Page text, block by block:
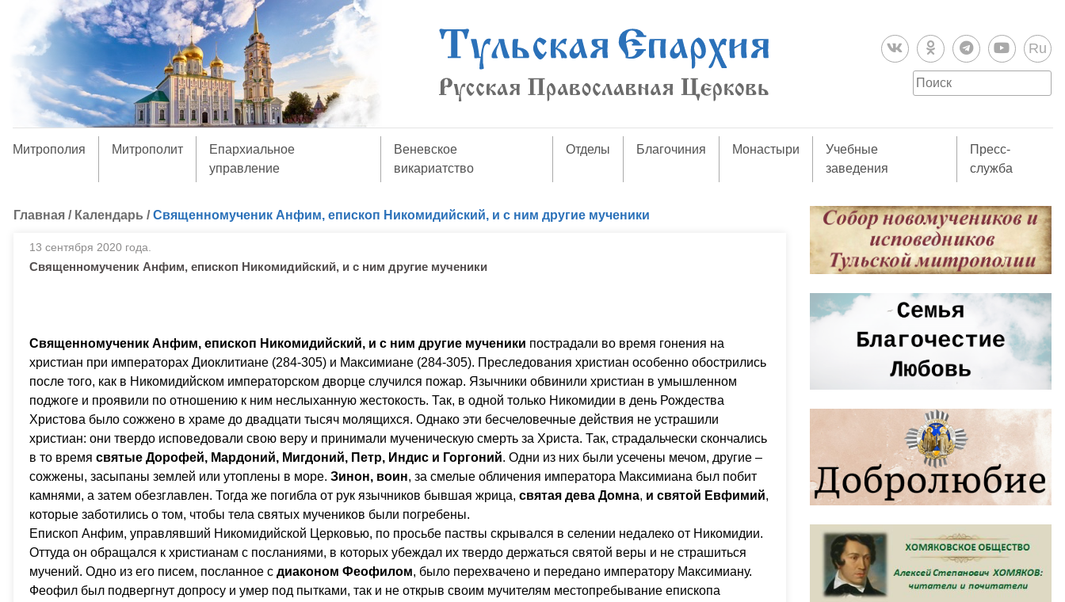
Ru
Митрополия Митрополит
Епархиальное
управление
Веневское
викариатство
Отделы Благочиния Монастыри
Учебные
заведения
Пресс-
служба
Главная / Календарь /Священномученик Анфим, епископ Никомидийский, и с ним другие мученики
13 сентября 2020 года.
Священномученик Анфим, епископ Никомидийский, и с ним другие мученики
Священномученик Анфим, епископ Никомидийский, и с ним другие мученики пострадали во время гонения на
христиан при императорах Диоклитиане (284-305) и Максимиане (284-305). Преследования христиан особенно обострились
после того, как в Никомидийском императорском дворце случился пожар. Язычники обвинили христиан в умышленном
поджоге и проявили по отношению к ним неслыханную жестокость. Так, в одной только Никомидии в день Рождества
Христова было сожжено в храме до двадцати тысяч молящихся. Однако эти бесчеловечные действия не устрашили
христиан: они твердо исповедовали свою веру и принимали мученическую смерть за Христа. Так, страдальчески скончались
в то время святые Дорофей, Мардоний, Мигдоний, Петр, Индис и Горгоний. Одни из них были усечены мечом, другие –
сожжены, засыпаны землей или утоплены в море. Зинон, воин, за смелые обличения императора Максимиана был побит
камнями, а затем обезглавлен. Тогда же погибла от рук язычников бывшая жрица, святая дева Домна, и святой Евфимий,
которые заботились о том, чтобы тела святых мучеников были погребены.
Епископ Анфим, управлявший Никомидийской Церковью, по просьбе паствы скрывался в селении недалеко от Никомидии.
Оттуда он обращался к христианам с посланиями, в которых убеждал их твердо держаться святой веры и не страшиться
мучений. Одно из его писем, посланное с диаконом Феофилом, было перехвачено и передано императору Максимиану.
Феофил был подвергнут допросу и умер под пытками, так и не открыв своим мучителям местопребывание епископа